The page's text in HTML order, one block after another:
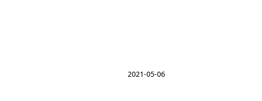
2021-05-06